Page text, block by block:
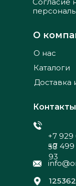
+7
58
О нас
Каталоги
Доставка
О
Контакты
+7 499
93